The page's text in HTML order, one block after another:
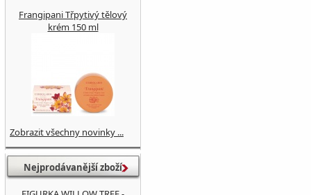
Frangipani Třpytivý tělový
krém 150 ml
Zobrazit všechny novinky ...
Nejprodávanější zboží